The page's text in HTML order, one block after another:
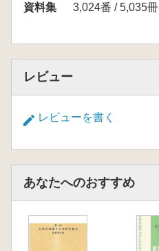
資料集
3,024番 / 5,035冊
レビュー
レビューを書く
あなたへのおすすめ